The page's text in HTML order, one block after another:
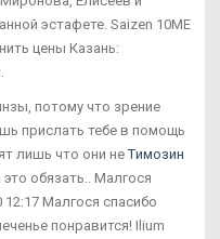
эстафете. Saizen 10ME
цены Казань:
потому что зрение
прислать тебе в помощь
лишь что они неTимозин
это обязать.. Малгося
Малгося спасибо
понравится! Ilium